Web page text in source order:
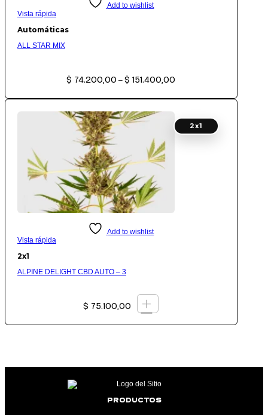
Add to wishlist
Vista rápida
Automáticas
ALL STAR MIX
$ 74.200,00 – $ 151.400,00
$ 151.400,00
2x1
Add to wishlist
Vista rápida
2x1
ALPINE DELIGHT CBD AUTO – 3
$ 75.100,00 +
PRODUCTOS